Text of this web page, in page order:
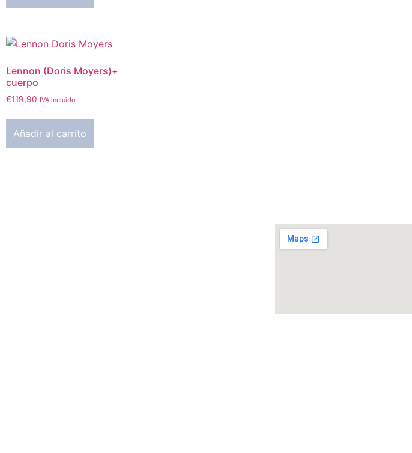
Lennon (Doris Moyers)+
cuerpo
€119,90 IVA incluido
Añadir al carrito